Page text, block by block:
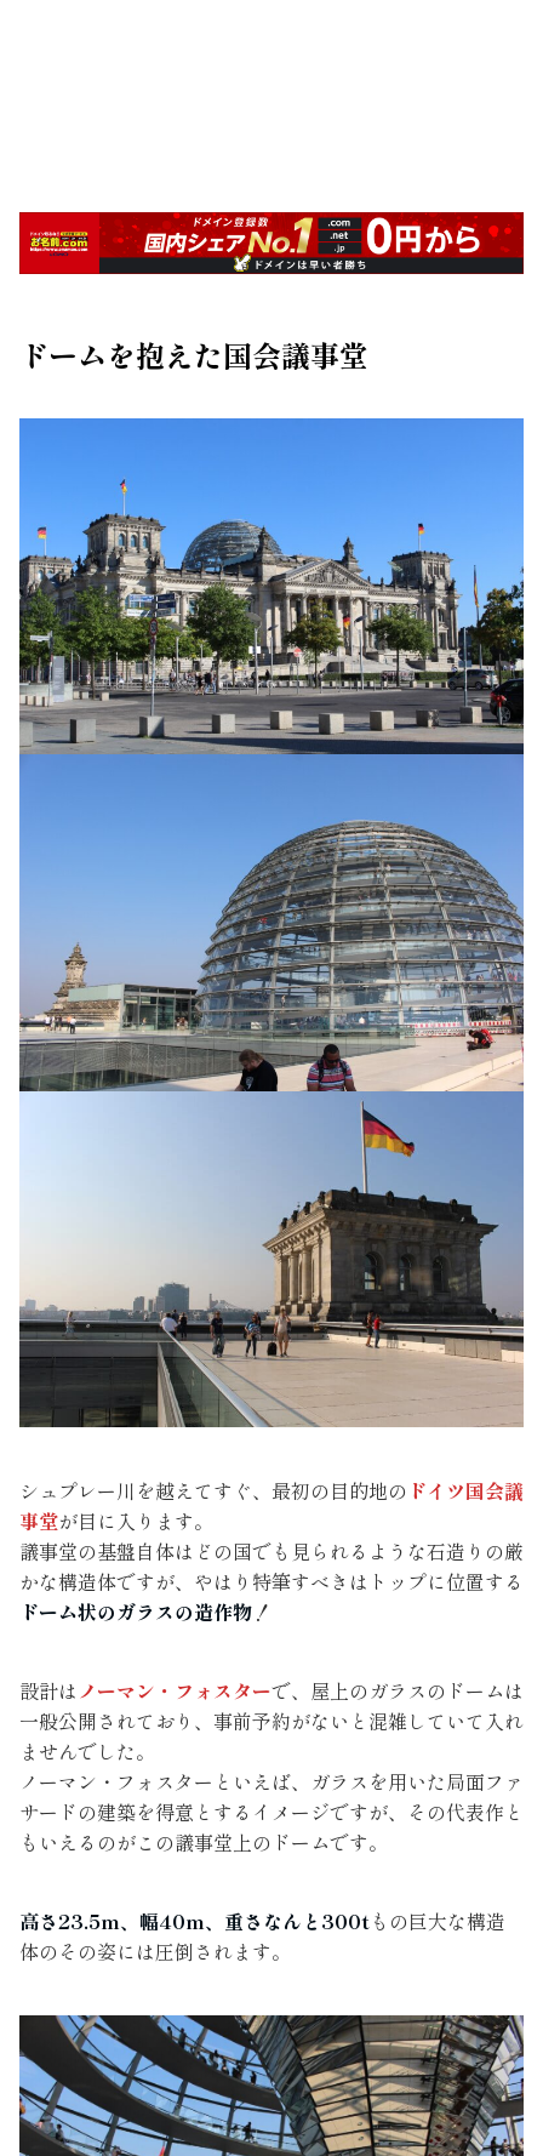
ドームを抱えた国会議事堂
シュプレー川を越えてすぐ、最初の目的地の ドイツ国会議
事堂が目に入ります。
議事堂の基盤自体はどの国でも見られるような石造りの厳
かな構造体ですが、やはり特筆すべきはトップに位置する
ドーム状のガラスの造作物！
設計はノーマン・フォスターで、屋上のガラスのドームは
一般公開されており、事前予約がないと混雑していて入れ
ませんでした。
ノーマン・フォスターといえば、ガラスを用いた局面ファ
サードの建築を得意とするイメージですが、その代表作と
もいえるのがこの議事堂上のドームです。
高さ23.5m、幅40m、重さなんと300tもの巨大な構造
体のその姿には圧倒されます。